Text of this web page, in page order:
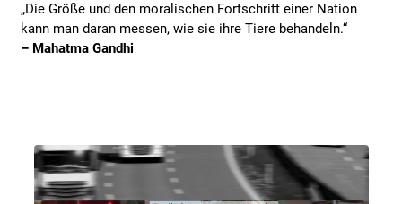
„Die Größe und den moralischen Fortschritt einer Nation
kann man daran messen, wie sie ihre Tiere behandeln.“
– Mahatma Gandhi